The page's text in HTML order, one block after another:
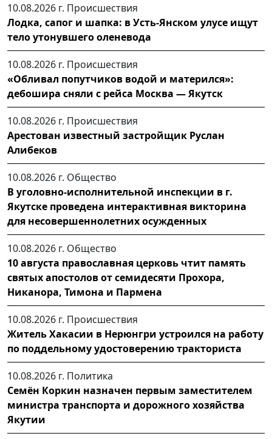
10.08.2026 г. Происшествия
Лодка, сапог и шапка: в Усть-Янском улусе ищут
тело утонувшего оленевода
10.08.2026 г. Происшествия
«Обливал попутчиков водой и матерился»:
дебошира сняли с рейса Москва — Якутск
10.08.2026 г. Происшествия
Арестован известный застройщик Руслан
Алибеков
10.08.2026 г. Общество
В уголовно-исполнительной инспекции в г.
Якутске проведена интерактивная викторина
для несовершеннолетних осужденных
10.08.2026 г. Общество
10 августа православная церковь чтит память
святых апостолов от семидесяти Прохора,
Никанора, Тимона и Пармена
10.08.2026 г. Происшествия
Житель Хакасии в Нерюнгри устроился на работу
по поддельному удостоверению тракториста
10.08.2026 г. Политика
Семён Коркин назначен первым заместителем
министра транспорта и дорожного хозяйства
Якутии